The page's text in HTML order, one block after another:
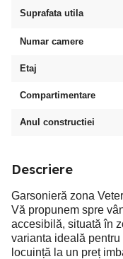
Suprafata utila
Numar camere
Etaj
Compartimentare
Anul constructiei
Descriere
Garsonieră zona
Vă propunem spre
accesibilă, situată în
varianta ideală
locuință la un preț